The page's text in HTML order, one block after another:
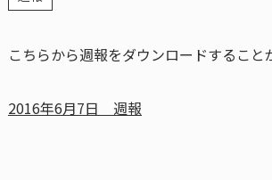
こちらから週報をダウンロードすること
2016年6月7日 週報